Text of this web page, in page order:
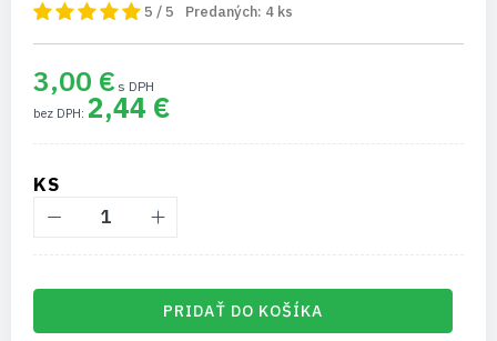
5 / 5 Predaných: 4 ks
3,00 €
2,44 €
KS
PRIDAŤ DO KOŠÍKA